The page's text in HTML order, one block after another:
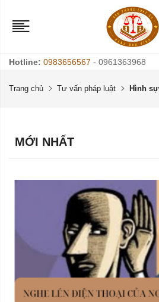
Hotline: 0983656567 - 0961363968
Trang chủ Tư vấn pháp luật Hình sự
MỚI NHẤT